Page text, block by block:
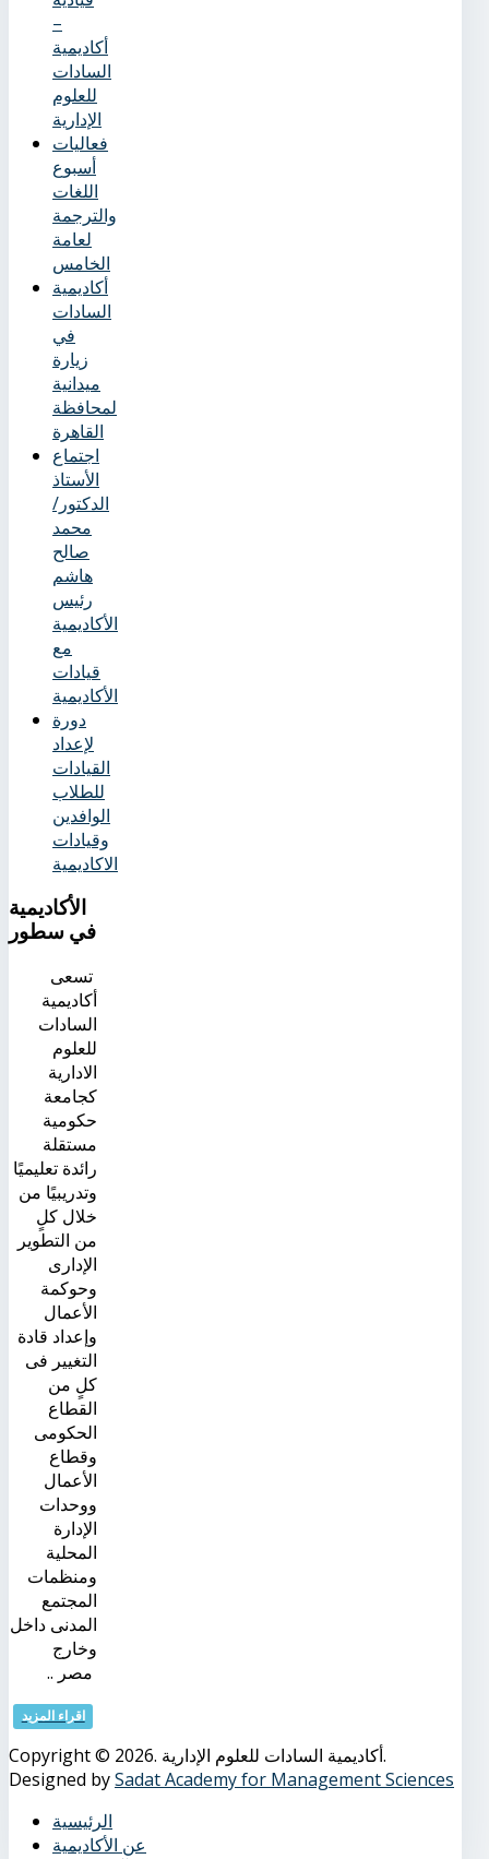
–
أكاديمية
السادات
للعلوم
الإدارية
فعاليات
أسبوع
اللغات
والترجمة
لعامة
الخامس
أكاديمية
السادات
في
زيارة
ميدانية
لمحافظة
القاهرة
اجتماع
الأستاذ
الدكتور/
محمد
صالح
هاشم
رئيس
الأكاديمية
مع
قيادات
الأكاديمية
دورة
لإعداد
القيادات
للطلاب
الوافدين
وقيادات
الاكاديمية
الأكاديمية
في سطور
تسعى
أكاديمية
السادات
للعلوم
الادارية
كجامعة
حكومية
مستقلة
رائدة تعليميًا
وتدريبيًا من
خلال كلٍ
من التطوير
الإدارى
وحوكمة
الأعمال
وإعداد قادة
التغيير فى
كلٍ من
القطاع
الحكومى
وقطاع
الأعمال
ووحدات
الإدارة
المحلية
ومنظمات
المجتمع
المدنى داخل
وخارج
مصر ..
اقراء المزيد
Copyright © 2026. أكاديمية السادات للعلوم الإدارية.
Designed bySadat Academy for Management Sciences
الرئيسية
عن الأكاديمية